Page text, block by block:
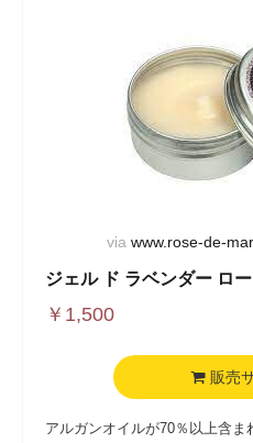
via www.rose-de-
ジェル ド ラベンダー ロ
￥ 1,500
販売
アルガンオイルが70％以上含